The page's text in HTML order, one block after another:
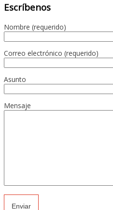
Escríbenos
Nombre (requerido)
Correo electrónico (requerido)
Asunto
Mensaje